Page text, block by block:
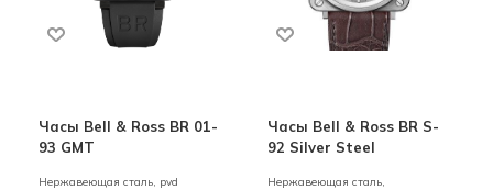
Часы Bell & Ross BR 01-
93 GMT
Нержавеющая сталь, pvd
Часы Bell & Ross BR S-
92 Silver Steel
Нержавеющая сталь,